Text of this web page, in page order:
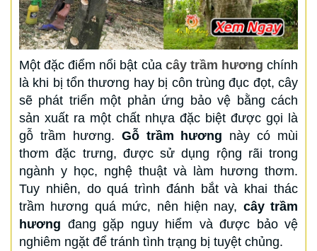
Một đặc điểm nổi bật của cây trầm hương chính
là khi bị tổn thương hay bị côn trùng đục đọt, cây
sẽ phát triển một phản ứng bảo vệ bằng cách
sản xuất ra một chất nhựa đặc biệt được gọi là
gỗ trầm hương. Gỗ trầm hương này có mùi
thơm đặc trưng, được sử dụng rộng rãi trong
ngành y học, nghệ thuật và làm hương thơm.
Tuy nhiên, do quá trình đánh bắt và khai thác
trầm hương quá mức, nên hiện nay, cây trầm
hương đang gặp nguy hiểm và được bảo vệ
nghiêm ngặt để tránh tình trạng bị tuyệt chủng.